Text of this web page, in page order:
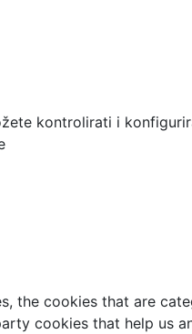
kontrolirati i
the cookies that are
cookies that help us